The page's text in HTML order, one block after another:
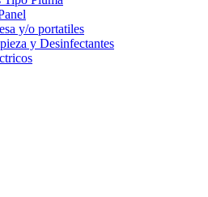
y/o portatiles
y Desinfectantes